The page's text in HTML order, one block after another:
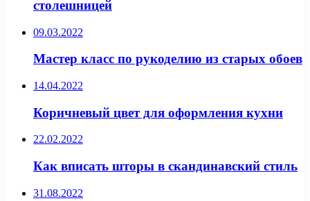
столешницей
09.03.2022
Мастер класс по рукоделию из старых обоев
14.04.2022
Коричневый цвет для оформления кухни
22.02.2022
Как вписать шторы в скандинавский стиль
31.08.2022